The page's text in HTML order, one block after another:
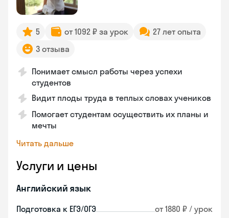
5 от 1092 ₽ за урок
27 лет опыта
3 отзыва
Понимает смысл работы через успехи
студентов
Видит плоды труда в теплых словах учеников
Помогает студентам осуществить их планы и
мечты
Читать дальше
Услуги и цены
Английский язык
Подготовка к ЕГЭ/ОГЭ от 1880 ₽ / урок